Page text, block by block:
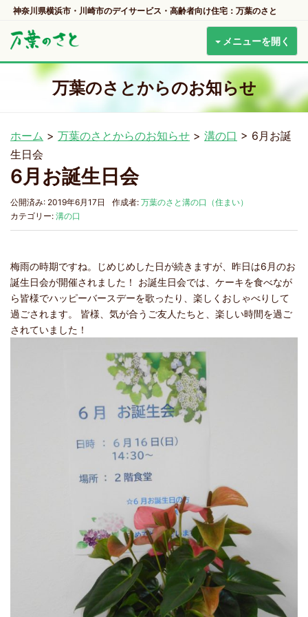
神奈川県横浜市・川崎市のデイサービス・高齢者向け住宅：万葉のさと
メニューを開く
万葉のさとからのお知らせ
ホーム > 万葉のさとからのお知らせ > 溝の口 > 6月お誕
生日会
6月お誕生日会
公開済み: 2019年6月17日 作成者: 万葉のさと溝の口（住まい）
カテゴリー: 溝の口
梅雨の時期ですね。じめじめした日が続きますが、昨日は6月のお
誕生日会が開催されました！ お誕生日会では、ケーキを食べなが
ら皆様でハッピーバースデーを歌ったり、楽しくおしゃべりして
過ごされます。 皆様、気が合うご友人たちと、楽しい時間を過ご
されていました！